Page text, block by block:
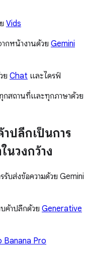
Vids
กหน้างานด้วย Gemini
ย Chat และไดรฟ์
กสถานที่และทุกภาษาด้วย
ปลีกเป็นการ
นวงกว้าง
บส่งข้อความด้วย Gemini
ค้าปลีกด้วย Generative
Banana Pro